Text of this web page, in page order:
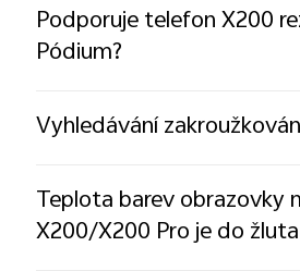
Podporuje telefon X200
Pódium?
Vyhledávání
Teplota barev obrazovky
X200/X200 Pro je do žluta